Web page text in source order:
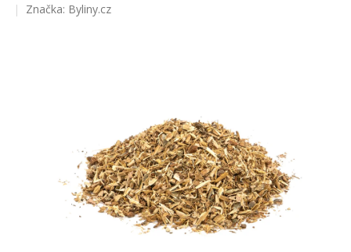
Značka: Byliny.cz